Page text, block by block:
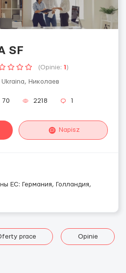
SF
(Opinie: 1 )
Ukraina, Николаев
70 2218 1
Napisz
ЕС: Германия, Голландия,
prace Opinie